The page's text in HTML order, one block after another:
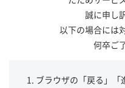
誠に申し
以下の場合には
何卒ご
ブラウザの「戻る」「